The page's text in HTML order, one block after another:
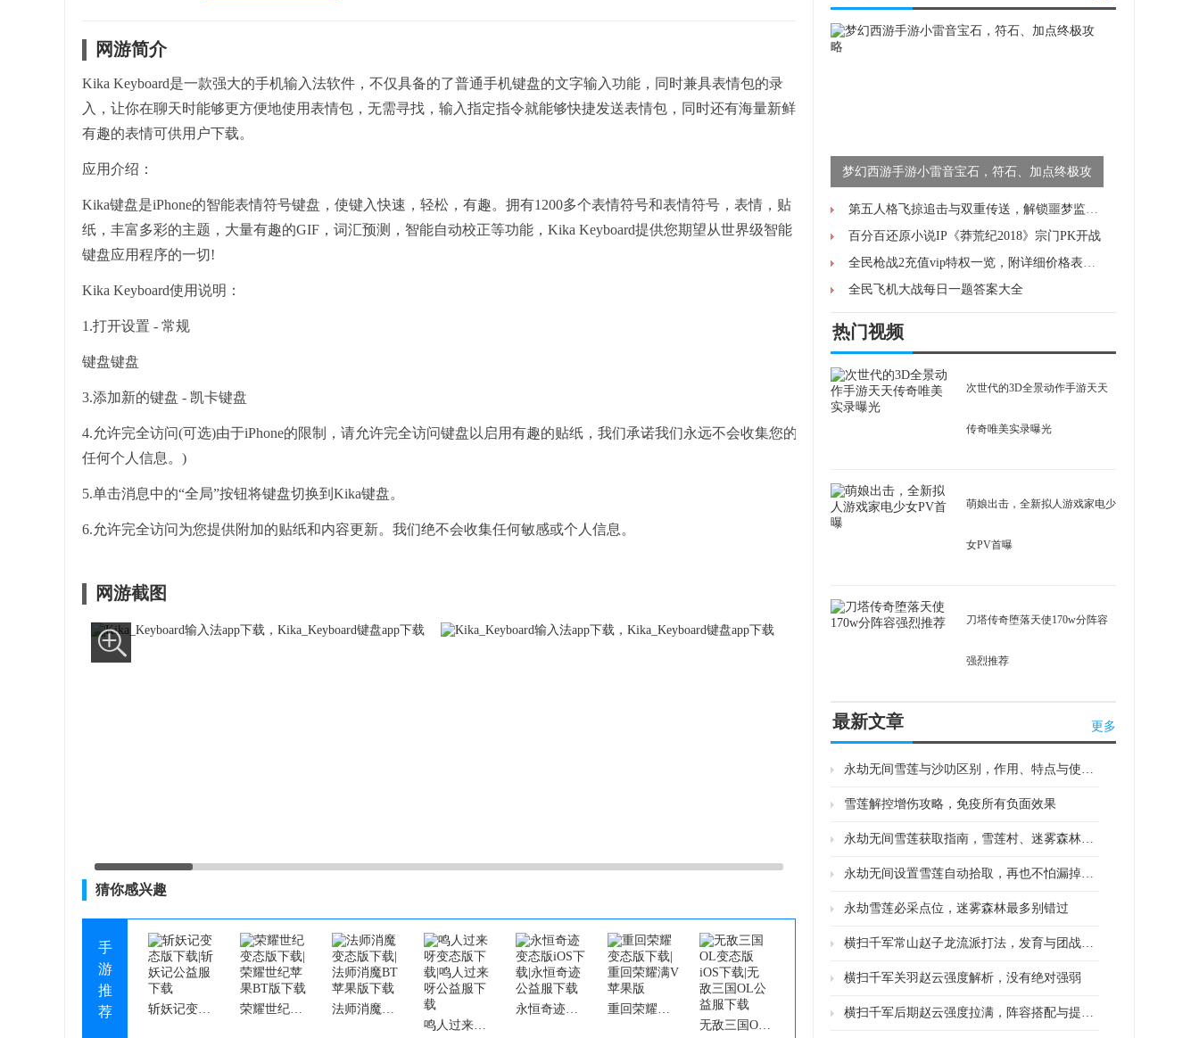
网游简介
Kika Keyboard是一款强大的手机输入法软件，不仅具备的了普通手机键盘的文字输入功能，同时兼具表情包的录
入，让你在聊天时能够更方便地使用表情包，无需寻找，输入指定指令就能够快捷发送表情包，同时还有海量新鲜
有趣的表情可供用户下载。
应用介绍：
Kika键盘是iPhone的智能表情符号键盘，使键入快速，轻松，有趣。拥有1200多个表情符号和表情符号，表情，贴
纸，丰富多彩的主题，大量有趣的GIF，词汇预测，智能自动校正等功能，Kika Keyboard提供您期望从世界级智能
键盘应用程序的一切!
Kika Keyboard使用说明：
1.打开设置 - 常规
键盘键盘
3.添加新的键盘 - 凯卡键盘
4.允许完全访问(可选)由于iPhone的限制，请允许完全访问键盘以启用有趣的贴纸，我们承诺我们永远不会收集您的
任何个人信息。)
5.单击消息中的“全局”按钮将键盘切换到Kika键盘。
6.允许完全访问为您提供附加的贴纸和内容更新。我们绝不会收集任何敏感或个人信息。
网游截图
猜你感兴趣
手
游
推
荐
斩妖记变态版下载|斩妖记公益服下载 荣耀世纪变态版下载|荣耀世纪苹果BT版下载
法师消魔变态版下载|法师消魔BT苹果版下载
鸣人过来呀变态版下载|鸣人过来呀公益服下载
永恒奇迹变态版iOS下载|永恒奇迹公益服下载
重回荣耀变态版下载|重回荣耀满V苹果版
无敌三国OL变态版iOS下载|无敌三国OL公益服下载
梦幻西游手游小雷音宝石，符石、加点终极攻
略
第五人格飞掠追击与双重传送，解锁噩梦监管者的高阶操作技巧
百分百还原小说IP《莽荒纪2018》宗门PK开战
全民枪战2充值vip特权一览，附详细价格表及会员权限介绍
全民飞机大战每日一题答案大全
热门视频
次世代的3D全景动作手游天天
传奇唯美实录曝光
萌娘出击，全新拟人游戏家电少
女PV首曝
刀塔传奇堕落天使170w分阵容
强烈推荐
最新文章 更多
永劫无间雪莲与沙叻区别，作用、特点与使用场景全解析
雪莲解控增伤攻略，免疫所有负面效果
永劫无间雪莲获取指南，雪莲村、迷雾森林、银蛇口
永劫无间设置雪莲自动拾取，再也不怕漏掉神药
永劫雪莲必采点位，迷雾森林最多别错过
横扫千军常山赵子龙流派打法，发育与团战双精通
横扫千军关羽赵云强度解析，没有绝对强弱
横扫千军后期赵云强度拉满，阵容搭配与提升技巧